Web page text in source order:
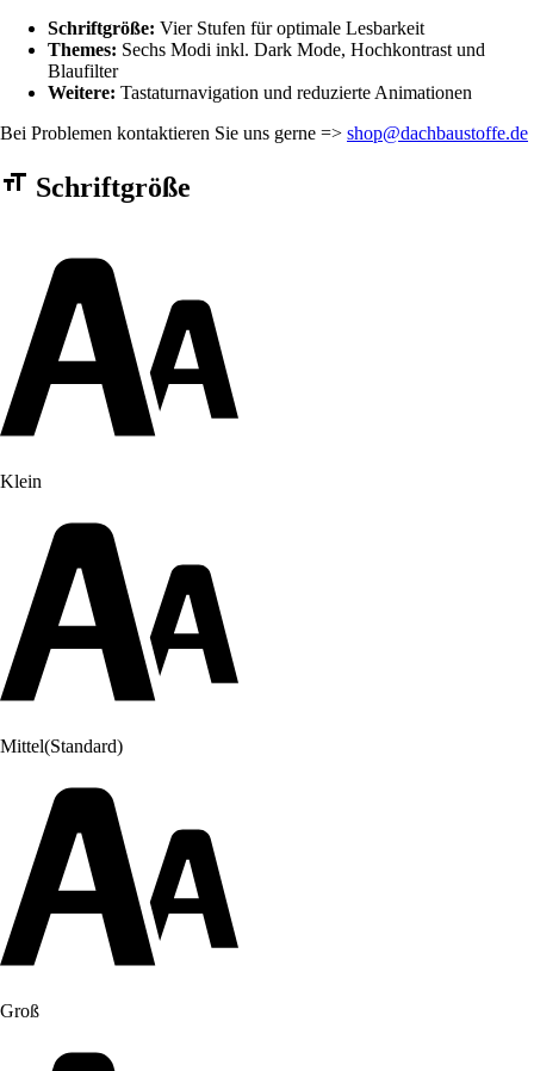
Schriftgröße: Vier Stufen für optimale Lesbarkeit
Themes: Sechs Modi inkl. Dark Mode, Hochkontrast und
Blaufilter
Weitere: Tastaturnavigation und reduzierte Animationen
Bei Problemen kontaktieren Sie uns gerne => shop@dachbaustoffe.de
Barrierefreiheit Einstellungen Formular
Schriftgröße
Klein
Mittel(Standard)
Groß